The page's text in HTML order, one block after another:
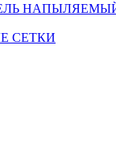
СЕТКИ